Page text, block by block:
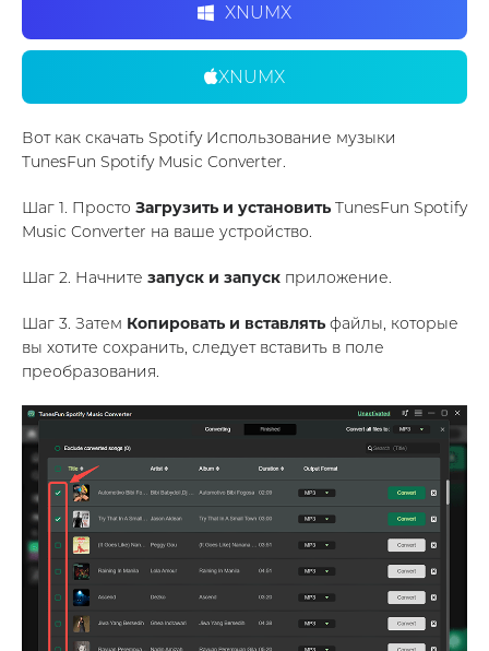
XNUMX
XNUMX
Вот как скачать Spotify Использование музыки
TunesFun Spotify Music Converter.
Шаг 1. Просто Загрузить и установить TunesFun Spotify
Music Converter на ваше устройство.
Шаг 2. Начните запуск и запуск приложение.
Шаг 3. Затем Копировать и вставлять файлы, которые
вы хотите сохранить, следует вставить в поле
преобразования.